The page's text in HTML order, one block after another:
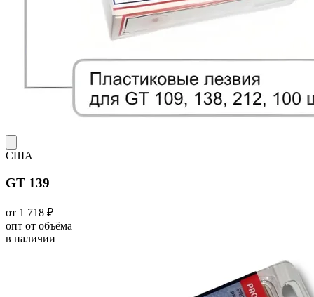
США
GT 139
от 1 718 ₽
опт от объёма
в наличии